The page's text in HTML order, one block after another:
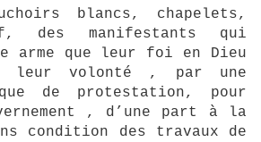
blancs, chapelets,
des manifestants qui
arme que leur foi en Dieu
leur volonté , par une
de protestation, pour
, d’une part à la
condition des travaux de